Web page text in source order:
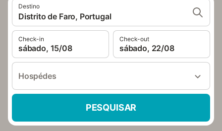
Destino
Distrito de Faro, Portugal
Check-in
sábado, 15/08
Check-out
sábado, 22/08
Hospédes
PESQUISAR